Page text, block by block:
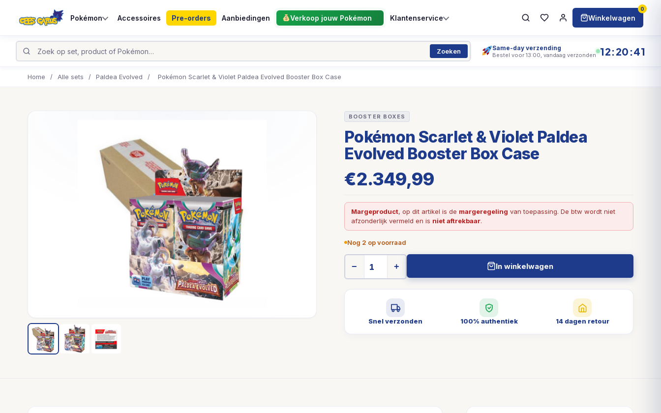
Pokémon Accessoires Pre-orders Aanbiedingen Verkoop jouw Pokémon Klantenservice Winkelwagen
0
Zoeken Same-day verzending
Bestel voor 13:00, vandaag verzonden 12:20:40
Home / Alle sets / Paldea Evolved / Pokémon Scarlet & Violet Paldea Evolved Booster Box Case
BOOSTER BOXES
Pokémon Scarlet & Violet Paldea
Evolved Booster Box Case
€2.349,99
Margeproduct, op dit artikel is de margeregeling van toepassing. De btw wordt niet
afzonderlijk vermeld en is niet aftrekbaar.
Nog 2 op voorraad
− + In winkelwagen
Snel verzonden 100% authentiek 14 dagen retour